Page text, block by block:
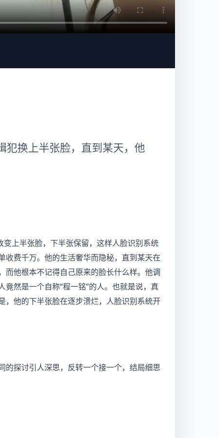
犯换上半张脸，直到某天，他
上半张脸，下半张保留，这样人脸识别系统
收费千万。他的生活奢华而隐秘，直到某天在
而他根本不记得自己原来的脸长什么样。他调
然是一个自称“程一铭”的人。也就是说，真
，他的下半张脸在逐步溃烂，人脸识别系统开
的探讨引人深思，反转一个接一个，结局细思